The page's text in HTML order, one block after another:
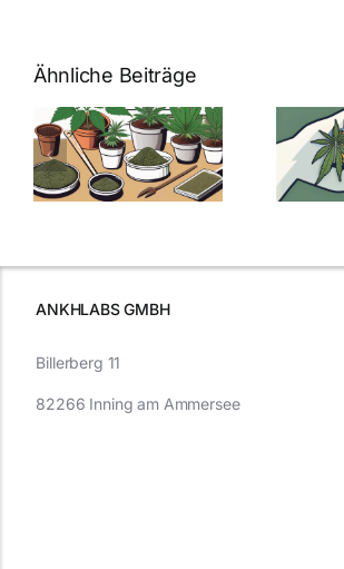
Ähnliche Beiträge
Neue THC-
Grenzwert-
Regelung:
Was Sie über
Cannabis und
müssen
ANKHLABS GMBH
Billerberg 11
82266 Inning am Ammersee